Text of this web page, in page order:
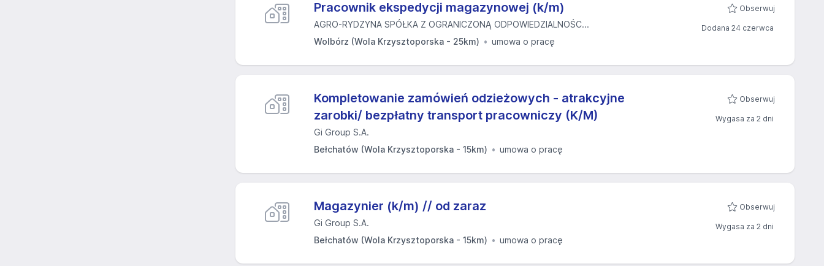
Pracownik ekspedycji magazynowej (k/m)
AGRO-RYDZYNA SPÓŁKA Z OGRANICZONĄ ODPOWIEDZIALNOŚC...
Wolbórz (Wola Krzysztoporska - 25km)
umowa o pracę
Obserwuj
Dodana 24 czerwca
Kompletowanie zamówień odzieżowych - atrakcyjne
zarobki/ bezpłatny transport pracowniczy (K/M)
Gi Group S.A.
Bełchatów (Wola Krzysztoporska - 15km)
umowa o pracę
Obserwuj
Wygasa za 2 dni
Magazynier (k/m) // od zaraz
Gi Group S.A.
Bełchatów (Wola Krzysztoporska - 15km)
umowa o pracę
Obserwuj
Wygasa za 2 dni